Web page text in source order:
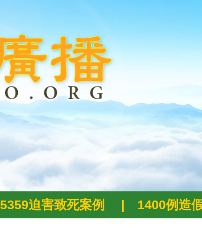
5359迫害致死案例 | 1400例造